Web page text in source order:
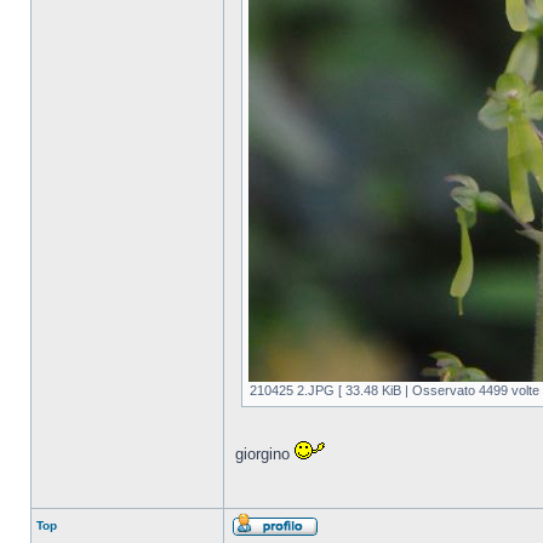
210425 2.JPG [ 33.48 KiB | Osservato 4499 volte
giorgino
Top